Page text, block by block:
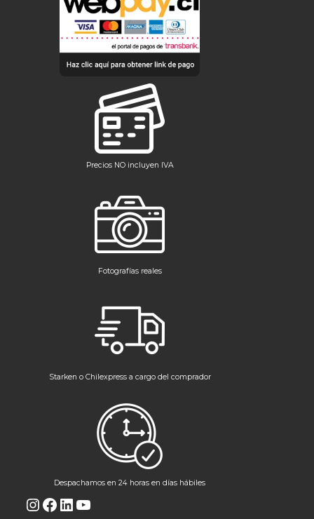
Precios NO incluyen IVA
Fotografías reales
Starken o Chilexpress a cargo del comprador
Despachamos en 24 horas en días hábiles
Instagram
Facebook
LinkedIn
YouTube